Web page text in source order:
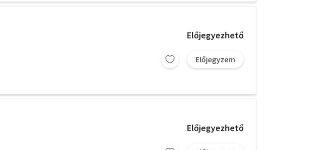
Előjegyezhető
Előjegyzem
Előjegyezhető